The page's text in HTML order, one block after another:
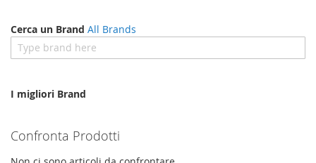
Cerca un Brand All Brands
I migliori Brand
Confronta Prodotti